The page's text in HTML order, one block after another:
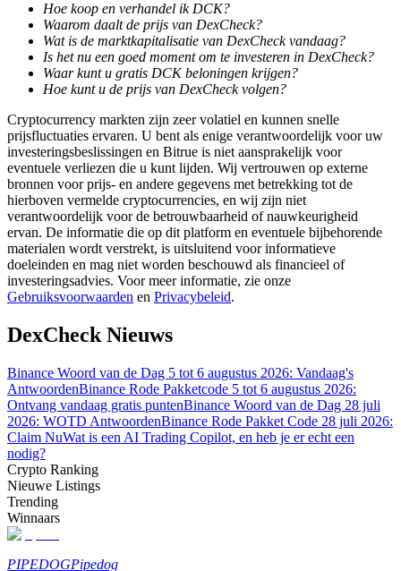
Big data-analyse inclusief handelsinformatie, enz.
Gids
Futures-startgids
Handelsstrategieën
Leer hoe u winstgevend kunt blijven
Hoe koop en verhandel ik DCK?
Waarom daalt de prijs van DexCheck?
Wat is de marktkapitalisatie van DexCheck vandaag?
Is het nu een goed moment om te investeren in DexCheck?
Waar kunt u gratis DCK beloningen krijgen?
Hoe kunt u de prijs van DexCheck volgen?
Cryptocurrency markten zijn zeer volatiel en kunnen snelle
prijsfluctuaties ervaren. U bent als enige verantwoordelijk voor uw
investeringsbeslissingen en Bitrue is niet aansprakelijk voor
eventuele verliezen die u kunt lijden. Wij vertrouwen op externe
bronnen voor prijs- en andere gegevens met betrekking tot de
hierboven vermelde cryptocurrencies, en wij zijn niet
verantwoordelijk voor de betrouwbaarheid of nauwkeurigheid
ervan. De informatie die op dit platform en eventuele bijbehorende
materialen wordt verstrekt, is uitsluitend voor informatieve
doeleinden en mag niet worden beschouwd als financieel of
investeringsadvies. Voor meer informatie, zie onze
Gebruiksvoorwaarden en Privacybeleid.
DexCheck Nieuws
Binance Woord van de Dag 5 tot 6 augustus 2026: Vandaag's
AntwoordenBinance Rode Pakketcode 5 tot 6 augustus 2026:
Ontvang vandaag gratis puntenBinance Woord van de Dag 28 juli
2026: WOTD AntwoordenBinance Rode Pakket Code 28 juli 2026:
Claim NuWat is een AI Trading Copilot, en heb je er echt een
nodig?
Crypto Ranking
Nieuwe Listings
Trending
Winnaars
PIPEDOGPipedog